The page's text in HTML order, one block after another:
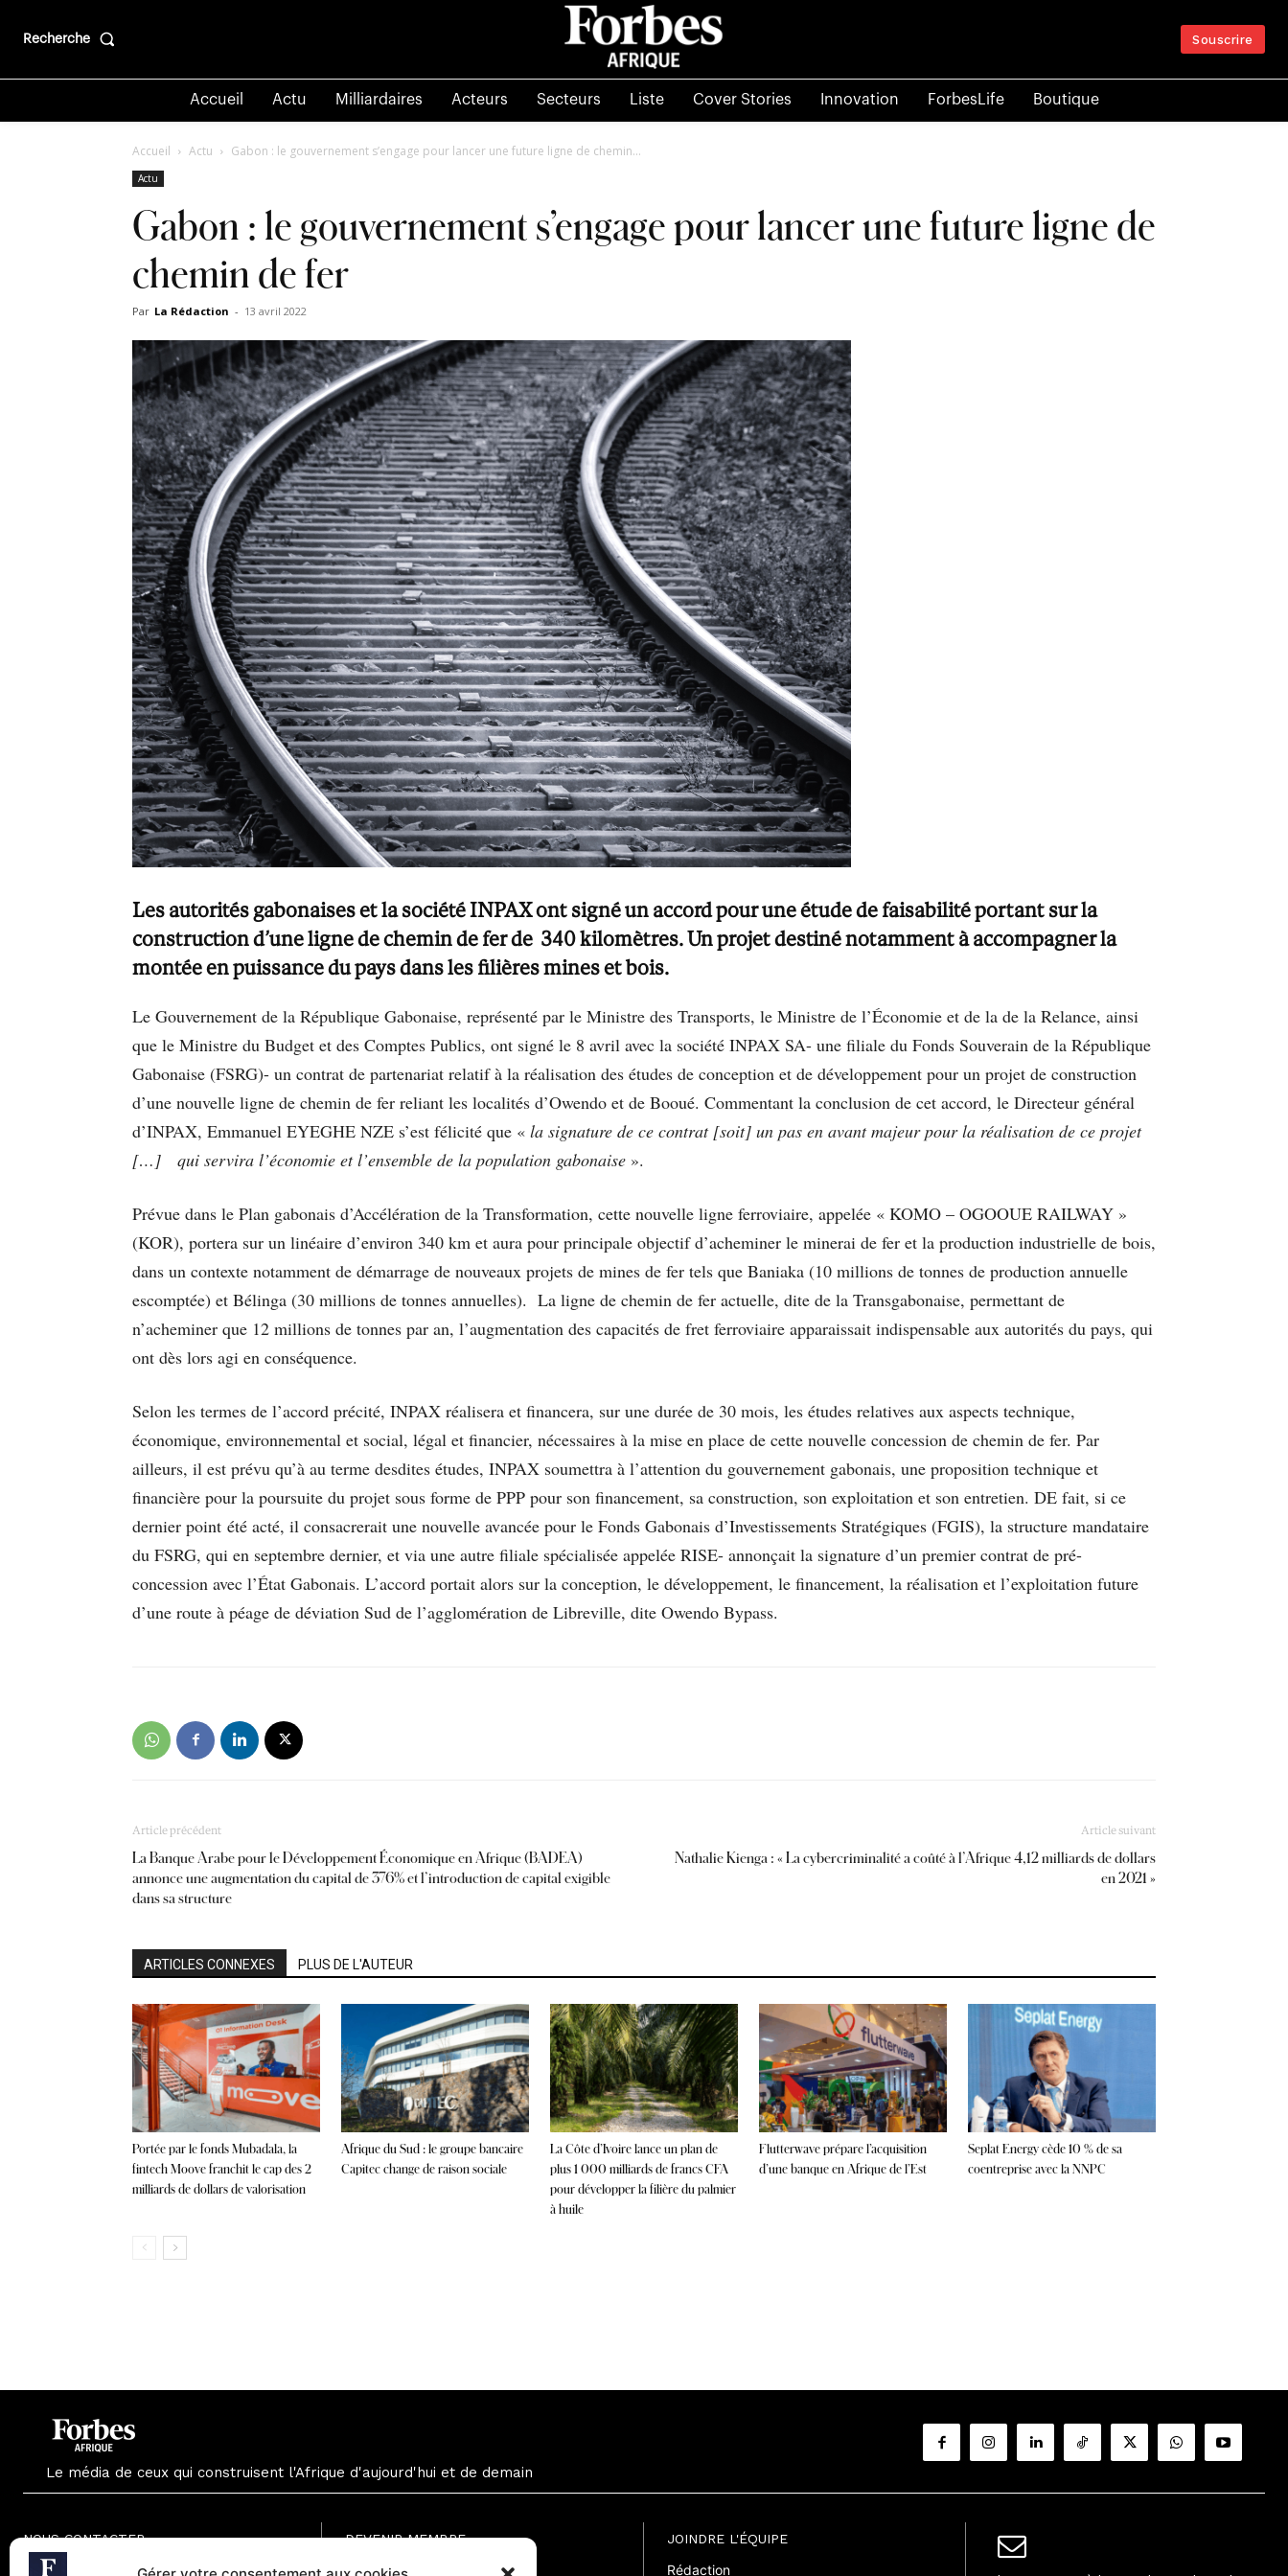
Recherche Souscrire
Accueil Actu Milliardaires Acteurs Secteurs Liste Cover Stories Innovation ForbesLife Boutique
Accueil Actu Gabon : le gouvernement s’engage pour lancer une future ligne de chemin...
Actu
Gabon : le gouvernement s’engage pour lancer une future ligne de
chemin de fer
Par La Rédaction - 13 avril 2022
Les autorités gabonaises et la société INPAX ont signé un accord pour une étude de faisabilité portant sur la
construction d’une ligne de chemin de fer de 340 kilomètres. Un projet destiné notamment à accompagner la
montée en puissance du pays dans les filières mines et bois.
Le Gouvernement de la République Gabonaise, représenté par le Ministre des Transports, le Ministre de l’Économie et de la de la Relance, ainsi
que le Ministre du Budget et des Comptes Publics, ont signé le 8 avril avec la société INPAX SA- une filiale du Fonds Souverain de la République
Gabonaise (FSRG)- un contrat de partenariat relatif à la réalisation des études de conception et de développement pour un projet de construction
d’une nouvelle ligne de chemin de fer reliant les localités d’Owendo et de Booué. Commentant la conclusion de cet accord, le Directeur général
d’INPAX, Emmanuel EYEGHE NZE s’est félicité que « la signature de ce contrat [soit] un pas en avant majeur pour la réalisation de ce projet
[…]
qui servira l’économie et l’ensemble de la population gabonaise ».
Prévue dans le Plan gabonais d’Accélération de la Transformation, cette nouvelle ligne ferroviaire, appelée « KOMO – OGOOUE RAILWAY »
(KOR), portera sur un linéaire d’environ 340 km et aura pour principale objectif d’acheminer le minerai de fer et la production industrielle de bois,
dans un contexte notamment de démarrage de nouveaux projets de mines de fer tels que Baniaka (10 millions de tonnes de production annuelle
escomptée) et Bélinga (30 millions de tonnes annuelles). La ligne de chemin de fer actuelle, dite de la Transgabonaise, permettant de
n’acheminer que 12 millions de tonnes par an, l’augmentation des capacités de fret ferroviaire apparaissait indispensable aux autorités du pays, qui
ont dès lors agi en conséquence.
Selon les termes de l’accord précité, INPAX réalisera et financera, sur une durée de 30 mois, les études relatives aux aspects technique,
économique, environnemental et social, légal et financier, nécessaires à la mise en place de cette nouvelle concession de chemin de fer. Par
ailleurs, il est prévu qu’à au terme desdites études, INPAX soumettra à l’attention du gouvernement gabonais, une proposition technique et
financière pour la poursuite du projet sous forme de PPP pour son financement, sa construction, son exploitation et son entretien. DE fait, si ce
dernier point été acté, il consacrerait une nouvelle avancée pour le Fonds Gabonais d’Investissements Stratégiques (FGIS), la structure mandataire
du FSRG, qui en septembre dernier, et via une autre filiale spécialisée appelée RISE- annonçait la signature d’un premier contrat de pré-
concession avec l’État Gabonais. L’accord portait alors sur la conception, le développement, le financement, la réalisation et l’exploitation future
d’une route à péage de déviation Sud de l’agglomération de Libreville, dite Owendo Bypass.
Article précédent
La Banque Arabe pour le Développement Économique en Afrique (BADEA)
annonce une augmentation du capital de 376% et l’introduction de capital exigible
dans sa structure
Article suivant
Nathalie Kienga : « La cybercriminalité a coûté à l’Afrique 4,12 milliards de dollars
en 2021 »
ARTICLES CONNEXES PLUS DE L'AUTEUR
Portée par le fonds Mubadala, la
fintech Moove franchit le cap des 2
milliards de dollars de valorisation
Afrique du Sud : le groupe bancaire
Capitec change de raison sociale
La Côte d’Ivoire lance un plan de
plus 1 000 milliards de francs CFA
pour développer la filière du palmier
à huile
Flutterwave prépare l’acquisition
d’une banque en Afrique de l’Est
Seplat Energy cède 10 % de sa
coentreprise avec la NNPC
Le média de ceux qui construisent l'Afrique d'aujourd'hui et de demain
NOUS CONTACTER DEVENIR MEMBRE
Formule Gratuite
JOINDRE L'ÉQUIPE
Rédaction